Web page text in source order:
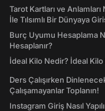
Tarot Kartları ve
İle Tılsımlı Bir Dünyaya
Burç Uyumu Hesaplama
Hesaplanır?
İdeal Kilo Nedir? İdeal Kilo
Ders Çalışırken
Çalışamayanlar Toplanın!
Instagram Giriş Nasıl